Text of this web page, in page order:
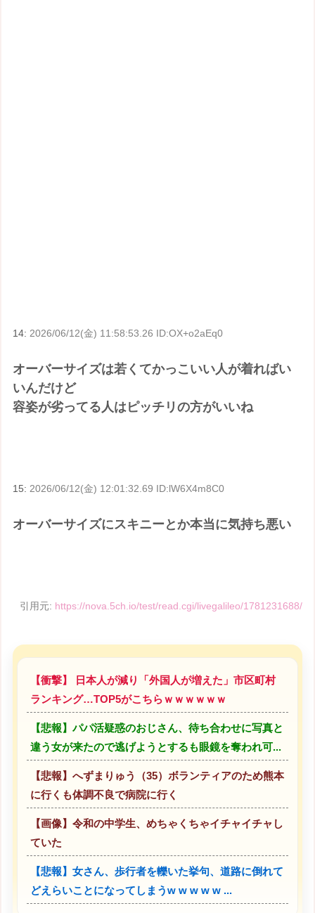
14: 2026/06/12(金) 11:58:53.26 ID:OX+o2aEq0
オーバーサイズは若くてかっこいい人が着ればい
いんだけど
容姿が劣ってる人はピッチリの方がいいね
15: 2026/06/12(金) 12:01:32.69 ID:lW6X4m8C0
オーバーサイズにスキニーとか本当に気持ち悪い
引用元: https://nova.5ch.io/test/read.cgi/livegalileo/1781231688/
【衝撃】 日本人が減り「外国人が増えた」市区町村
ランキング…TOP5がこちらｗｗｗｗｗｗ
【悲報】パパ活疑惑のおじさん、待ち合わせに写真と
違う女が来たので逃げようとするも眼鏡を奪われ可...
【悲報】へずまりゅう（35）ボランティアのため熊本
に行くも体調不良で病院に行く
【画像】令和の中学生、めちゃくちゃイチャイチャし
ていた
【悲報】女さん、歩行者を轢いた挙句、道路に倒れて
どえらいことになってしまうw w w w w ...